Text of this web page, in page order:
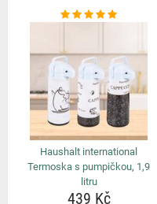
Haushalt international
Termoska s pumpičkou, 1,9
litru
439 Kč